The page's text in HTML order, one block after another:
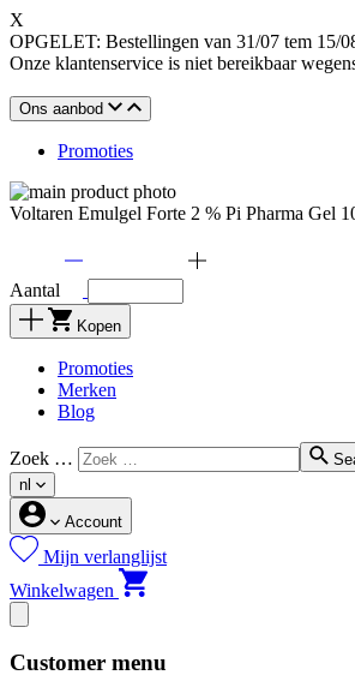
X
OPGELET: Bestellingen van 31/07 tem 15/
Onze klantenservice is niet bereikbaar
Ons aanbod
Promoties
Voltaren Emulgel Forte 2 % Pi Pharma Gel
Aantal
Kopen
Promoties
Merken
Blog
Zoek …
nl
Account
Mijn verlanglijst
Winkelwagen
Customer menu